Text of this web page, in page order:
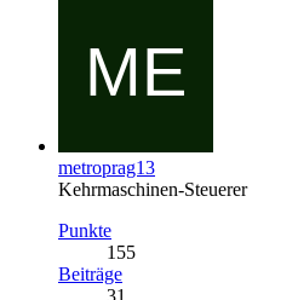
metroprag13
Kehrmaschinen-Steuerer
Punkte
155
Beiträge
31